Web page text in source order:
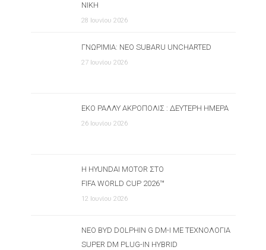
ΝΊΚΗ
28 Ιουνίου 2026
ΓΝΩΡΙΜΊΑ: ΝΈΟ SUBARU UNCHARTED
27 Ιουνίου 2026
ΕΚΟ ΡΆΛΛΥ ΑΚΡΌΠΟΛΙΣ : ΔΕΎΤΕΡΗ ΗΜΈΡΑ
26 Ιουνίου 2026
Η HYUNDAI MOTOR ΣΤΟ
FIFA WORLD CUP 2026™
12 Ιουνίου 2026
ΝΈΟ BYD DOLPHIN G DM-I ΜΕ ΤΕΧΝΟΛΟΓΊΑ
SUPER DM PLUG-IN HYBRID